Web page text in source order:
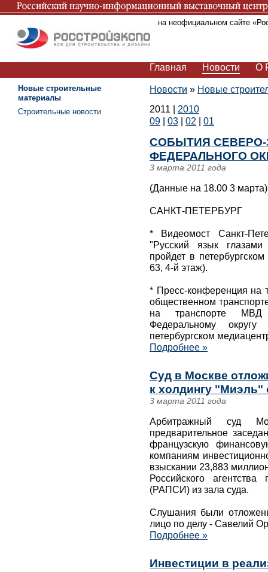
Вы находитесь на неофициальном сайте
Главная Новости О
Новости » Новые
2011
2010
09
03 02 01
СОБЫТИЯ
ФЕДЕРАЛЬНОГО
3 марта 2011 года
(Данные на 18.00 3 марта)
САНКТ-ПЕТЕРБУРГ
* Видеомост Санкт-
"Русский язык
пройдет в
63, 4-й этаж).
* Пресс-конференция на
общественном
на транспорте МВД
Федеральному
петербургском
Подробнее »
Суд в Москве
к холдингу "Миэль"
3 марта 2011 года
Арбитражный суд
предварительное
французскую
компаниям
взыскании 23,883
Российского
(РАПСИ) из зала суда.
Слушания были
лицо по делу - Савелий
Подробнее »
Инвестиции в
Новые строительные
материалы
Строительные новости